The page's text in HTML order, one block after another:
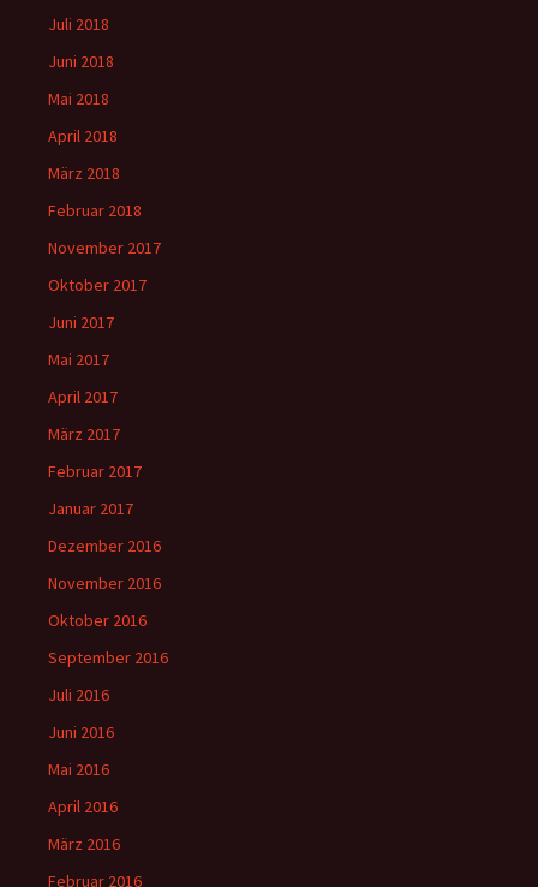
Juli 2018
Juni 2018
Mai 2018
April 2018
März 2018
Februar 2018
November 2017
Oktober 2017
Juni 2017
Mai 2017
April 2017
März 2017
Februar 2017
Januar 2017
Dezember 2016
November 2016
Oktober 2016
September 2016
Juli 2016
Juni 2016
Mai 2016
April 2016
März 2016
Februar 2016